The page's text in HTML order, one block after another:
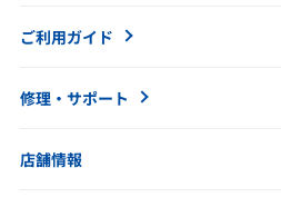
ご利用ガイド
修理・サポート
店舗情報